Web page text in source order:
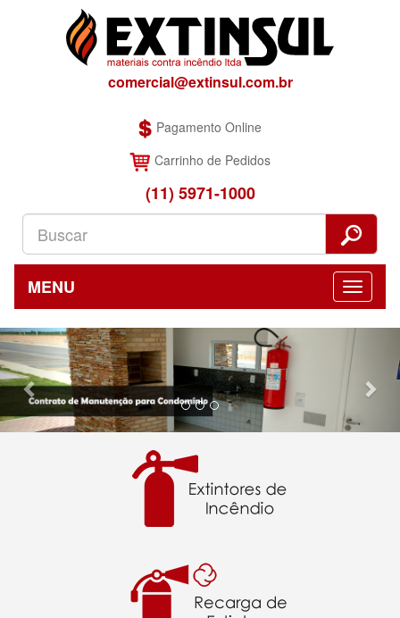
comercial@extinsul.com.br
Pagamento Online
Carrinho de Pedidos
(11) 5971-1000
MENU
Previous